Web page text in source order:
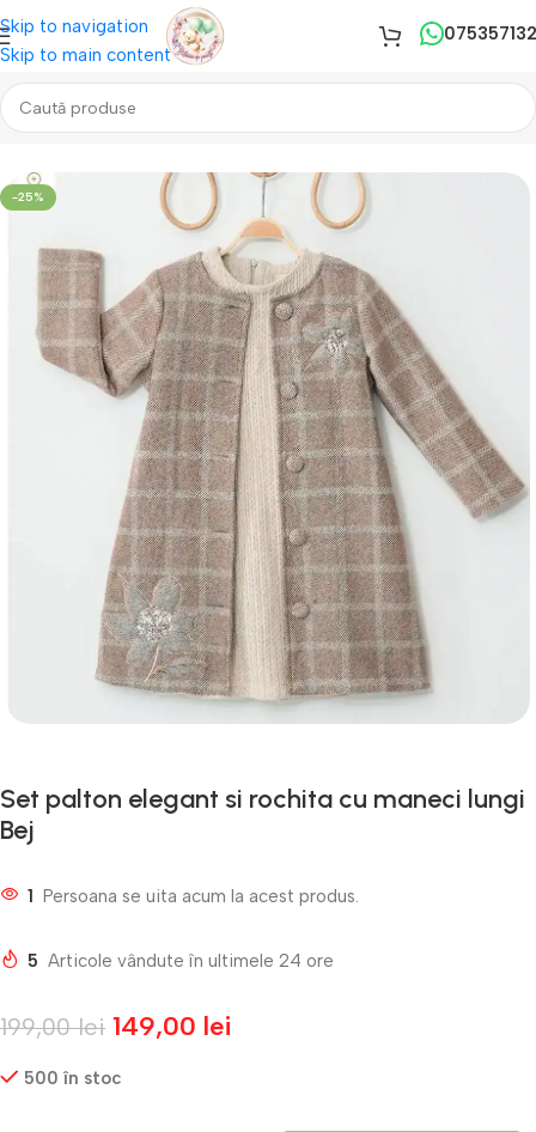
Skip to navigation
Skip to main content
Prima pagină/REDUCERI!!!/Fetite
-25%
Set palton elegant si rochita cu maneci lungi
Bej
1 Persoana se uita acum la acest produs.
5 Articole vândute în ultimele 24 ore
199,00lei 149,00 lei
500 în stoc